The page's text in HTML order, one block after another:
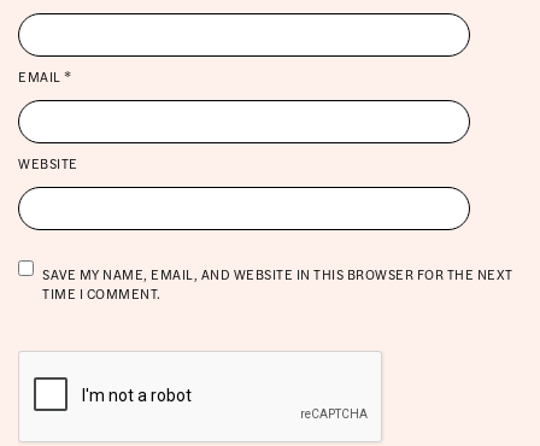
EMAIL *
WEBSITE
SAVE MY NAME, EMAIL, AND WEBSITE IN THIS BROWSER FOR THE NEXT
TIME I COMMENT.